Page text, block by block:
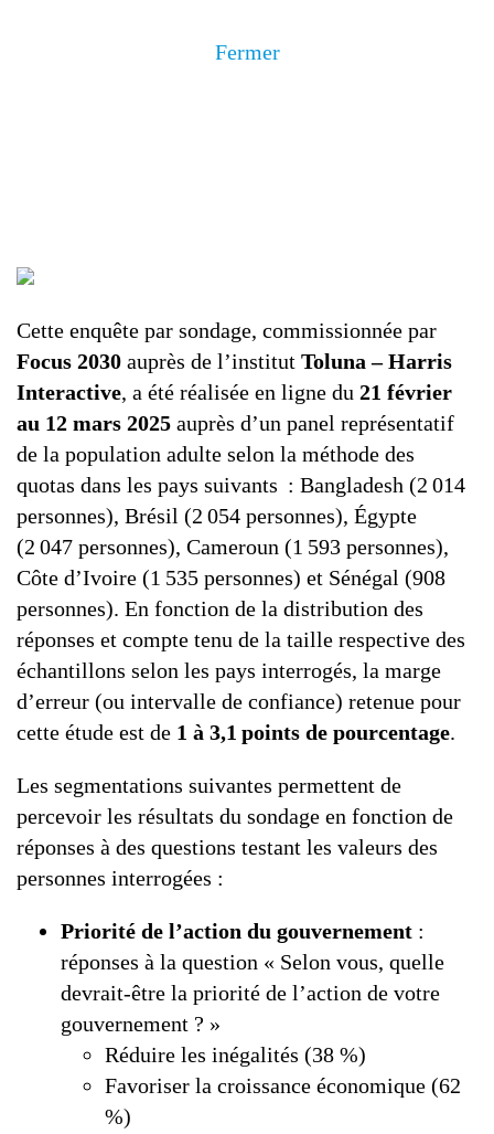
Fermer
Cette enquête par sondage, commissionnée par
Focus 2030 auprès de l’institut Toluna – Harris
Interactive, a été réalisée en ligne du 21 février
au 12 mars 2025 auprès d’un panel représentatif
de la population adulte selon la méthode des
quotas dans les pays suivants : Bangladesh (2 014
personnes), Brésil (2 054 personnes), Égypte
(2 047 personnes), Cameroun (1 593 personnes),
Côte d’Ivoire (1 535 personnes) et Sénégal (908
personnes). En fonction de la distribution des
réponses et compte tenu de la taille respective des
échantillons selon les pays interrogés, la marge
d’erreur (ou intervalle de confiance) retenue pour
cette étude est de 1 à 3,1 points de pourcentage.
Les segmentations suivantes permettent de
percevoir les résultats du sondage en fonction de
réponses à des questions testant les valeurs des
personnes interrogées :
Priorité de l’action du gouvernement :
réponses à la question « Selon vous, quelle
devrait-être la priorité de l’action de votre
gouvernement ? »
Réduire les inégalités (38 %)
Favoriser la croissance économique (62
%)